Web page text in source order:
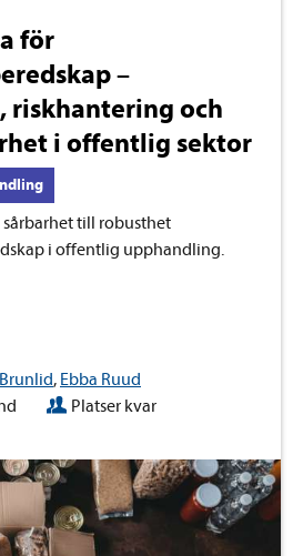
för
–
riskhantering och
i offentlig sektor
sårbarhet till robusthet
i offentlig upphandling.
, Ebba Ruud
Platser kvar